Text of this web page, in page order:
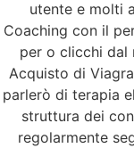
utente e molti
Coaching con il
per o clicchi dal
Acquisto di
parlerò di terapia
struttura dei
regolarmente